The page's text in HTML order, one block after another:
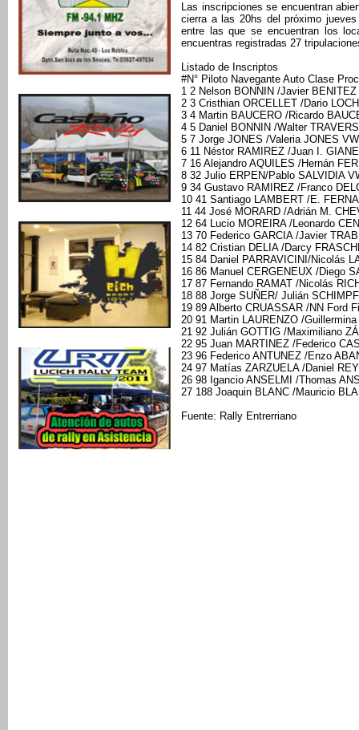
Las inscripciones se encuentran
cierra a las 20hs del próximo
entre las que se encuentran los
encuentras registradas 27
Listado de Inscriptos
#N° Piloto Navegante Auto Clase
1 2 Nelson BONNIN /Javier
2 3 Cristhian ORCELLET /Dario
3 4 Martin BAUCERO /Ricardo
4 5 Daniel BONNIN /Walter
5 7 Jorge JONES /Valeria JONES
6 11 Néstor RAMIREZ /Juan I.
7 16 Alejandro AQUILES /Hernán
8 32 Julio ERPEN/Pablo SALVIDIA
9 34 Gustavo RAMIREZ /Franco
10 41 Santiago LAMBERT /E.
11 44 José MORARD /Adrián M.
12 64 Lucio MOREIRA /Leonardo
13 70 Federico GARCIA /Javier
14 82 Cristian DELIA /Darcy
15 84 Daniel PARRAVICINI/Nicolás
16 86 Manuel CERGENEUX /Diego
17 87 Fernando RAMAT /Nicolás
18 88 Jorge SUÑER/ Julián
19 89 Alberto CRUASSAR /NN Ford
20 91 Martin LAURENZO /
21 92 Julián GOTTIG /Maximiliano
22 95 Juan MARTINEZ /Federico
23 96 Federico ANTUNEZ /Enzo
24 97 Matías ZARZUELA /Daniel
26 98 Igancio ANSELMI /Thomas
27 188 Joaquin BLANC /Mauricio
Fuente: Rally Entrerriano